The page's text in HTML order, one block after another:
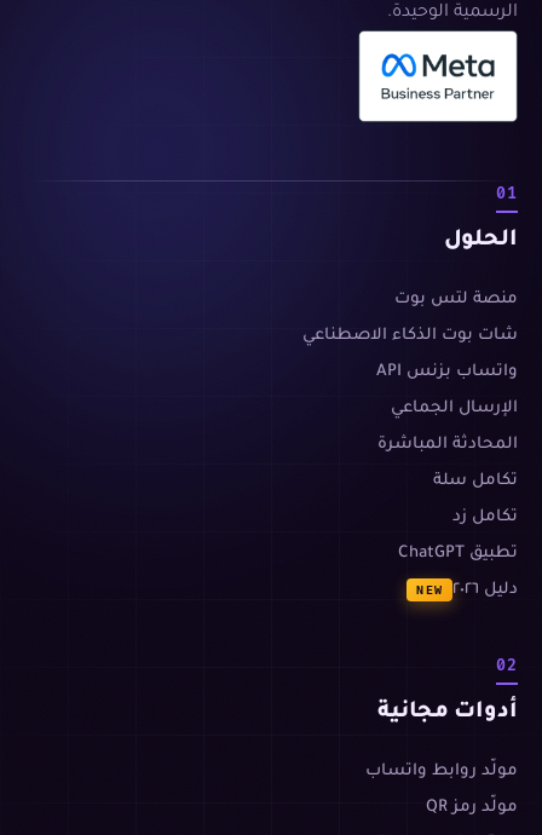
الرسمية الوحيدة.
01
الحلول
منصة لتس بوت
شات بوت الذكاء الاصطناعي
واتساب بزنس API
الإرسال الجماعي
المحادثة المباشرة
تكامل سلة
تكامل زد
تطبيق ChatGPT
دليل ٢٠٢٦
NEW
02
أدوات مجانية
مولّد روابط واتساب
مولّد رمز QR